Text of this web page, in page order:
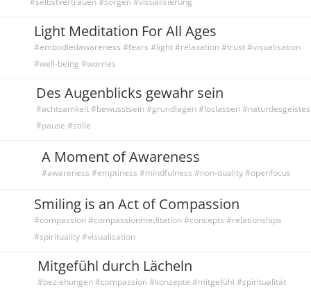
Light Meditation For All Ages
#embodiedawareness #fears #light #relaxation #trust #visualisation
#well-being #worries
Des Augenblicks gewahr sein
#achtsamkeit #bewusstsein #grundlagen #loslassen #naturdesgeistes
#pause #stille
A Moment of Awareness
#awareness #emptiness #mindfulness #non-duality #openfocus
Smiling is an Act of Compassion
#compassion #compassionmeditation #concepts #relationships
#spirituality #visualisation
Mitgefühl durch Lächeln
#beziehungen #compassion #konzepte #mitgefühl #spiritualität